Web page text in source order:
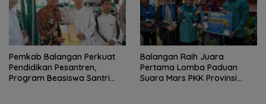
Pemkab Balangan Perkuat
Pendidikan Pesantren,
Program Beasiswa Santri
Balangan Raih Juara
Pertama Lomba Paduan
Suara Mars PKK Provinsi